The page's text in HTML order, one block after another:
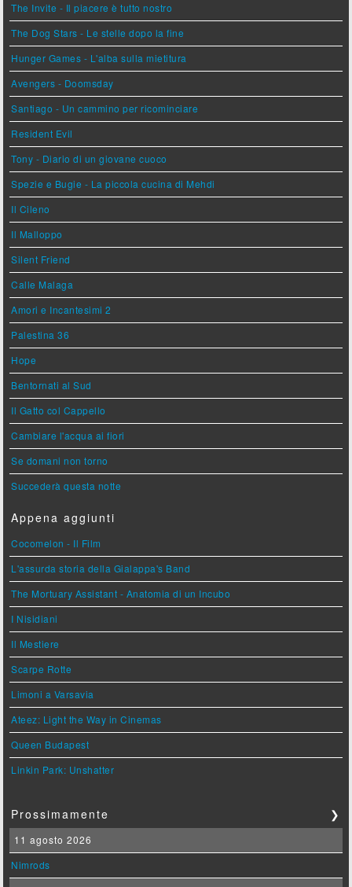
The Invite - Il piacere è tutto nostro
The Dog Stars - Le stelle dopo la fine
Hunger Games - L'alba sulla mietitura
Avengers - Doomsday
Santiago - Un cammino per ricominciare
Resident Evil
Tony - Diario di un giovane cuoco
Spezie e Bugie - La piccola cucina di Mehdi
Il Cileno
Il Malloppo
Silent Friend
Calle Malaga
Amori e Incantesimi 2
Palestina 36
Hope
Bentornati al Sud
Il Gatto col Cappello
Cambiare l'acqua ai fiori
Se domani non torno
Succederà questa notte
Appena aggiunti
Cocomelon - Il Film
L'assurda storia della Gialappa's Band
The Mortuary Assistant - Anatomia di un Incubo
I Nisidiani
Il Mestiere
Scarpe Rotte
Limoni a Varsavia
Ateez: Light the Way in Cinemas
Queen Budapest
Linkin Park: Unshatter
Prossimamente ❯
11 agosto 2026
Nimrods